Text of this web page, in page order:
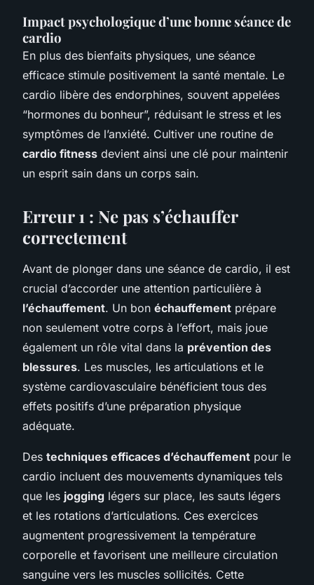
Impact psychologique d’une bonne séance de
cardio
En plus des bienfaits physiques, une séance
efficace stimule positivement la santé mentale. Le
cardio libère des endorphines, souvent appelées
“hormones du bonheur”, réduisant le stress et les
symptômes de l’anxiété. Cultiver une routine de
cardio fitness devient ainsi une clé pour maintenir
un esprit sain dans un corps sain.
Erreur 1 : Ne pas s’échauffer
correctement
Avant de plonger dans une séance de cardio, il est
crucial d’accorder une attention particulière à
l’échauffement. Un bon échauffement prépare
non seulement votre corps à l’effort, mais joue
également un rôle vital dans la prévention des
blessures. Les muscles, les articulations et le
système cardiovasculaire bénéficient tous des
effets positifs d’une préparation physique
adéquate.
Des techniques efficaces d’échauffement pour le
cardio incluent des mouvements dynamiques tels
que les jogging légers sur place, les sauts légers
et les rotations d’articulations. Ces exercices
augmentent progressivement la température
corporelle et favorisent une meilleure circulation
sanguine vers les muscles sollicités. Cette